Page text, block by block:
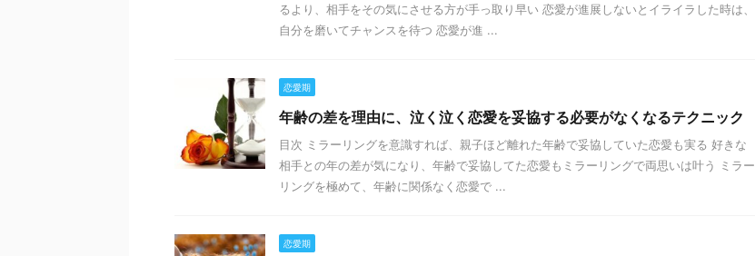
るより、相手をその気にさせる方が手っ取り早い 恋愛が進展しないとイライラした時は、
自分を磨いてチャンスを待つ 恋愛が進 ...
恋愛期
年齢の差を理由に、泣く泣く恋愛を妥協する必要がなくなるテクニック
目次 ミラーリングを意識すれば、親子ほど離れた年齢で妥協していた恋愛も実る 好きな
相手との年の差が気になり、年齢で妥協してた恋愛もミラーリングで両思いは叶う ミラー
リングを極めて、年齢に関係なく恋愛で ...
恋愛期